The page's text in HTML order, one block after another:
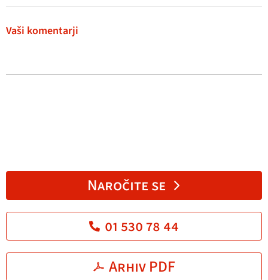
Vaši komentarji
Naročite se
01 530 78 44
Arhiv PDF